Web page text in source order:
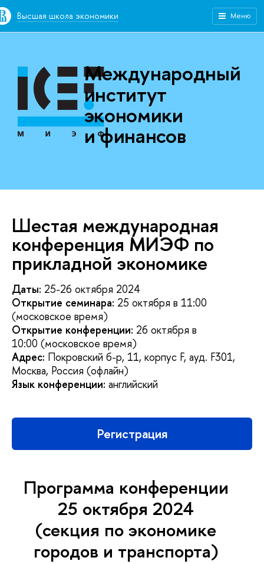
Высшая школа экономики Меню
Международный
институт
экономики
и финансов
Шестая международная
конференция МИЭФ по
прикладной экономике
Даты: 25-26 октября 2024
Открытие семинара: 25 октября в 11:00
(московское время)
Открытие конференции: 26 октября в
10:00 (московское время)
Адрес: Покровский б-р, 11, корпус F, ауд. F301,
Москва, Россия (офлайн)
Язык конференции: английский
Регистрация
Программа конференции
25 октября 2024
(секция по экономике
городов и транспорта)